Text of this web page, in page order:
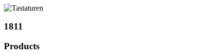
1811
Products